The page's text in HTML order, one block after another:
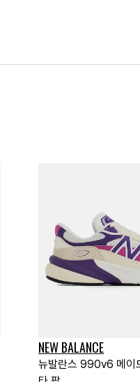
NEW BALANCE
뉴발란스 990v6 메이